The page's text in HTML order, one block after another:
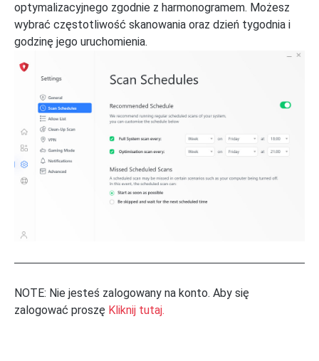
optymalizacyjnego zgodnie z harmonogramem. Możesz
wybrać częstotliwość skanowania oraz dzień tygodnia i
godzinę jego uruchomienia.
NOTE: Nie jesteś zalogowany na konto. Aby się
zalogować proszę Kliknij tutaj.